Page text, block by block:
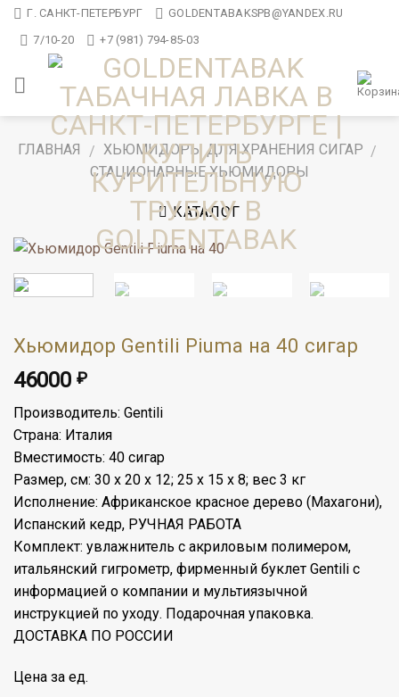
Skip Г. САНКТ-ПЕТЕРБУРГ
GOLDENTABAKSPB@YANDEX.RU
7/10-20
+7 (981) 794-85-03
ГЛАВНАЯ / ХЬЮМИДОРЫ ДЛЯ ХРАНЕНИЯ СИГАР /
СТАЦИОНАРНЫЕ ХЬЮМИДОРЫ
КАТАЛОГ
Хьюмидор Gentili Piuma на 40 сигар
46000 ₽
Производитель: Gentili
Страна: Италия
Вместимость: 40 сигар
Размер, см: 30 х 20 х 12; 25 х 15 х 8; вес 3 кг
Исполнение: Африканское красное дерево (Махагони),
Испанский кедр, РУЧНАЯ РАБОТА
Комплект: увлажнитель с акриловым полимером,
итальянский гигрометр, фирменный буклет Gentili с
информацией о компании и мультиязычной
инструкцией по уходу. Подарочная упаковка.
ДОСТАВКА ПО РОССИИ
Цена за ед.